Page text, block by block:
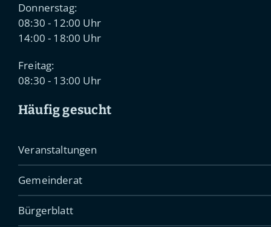
Donnerstag:
08:30 - 12:00 Uhr
14:00 - 18:00 Uhr
Freitag:
08:30 - 13:00 Uhr
Häufig gesucht
Veranstaltungen
Gemeinderat
Bürgerblatt